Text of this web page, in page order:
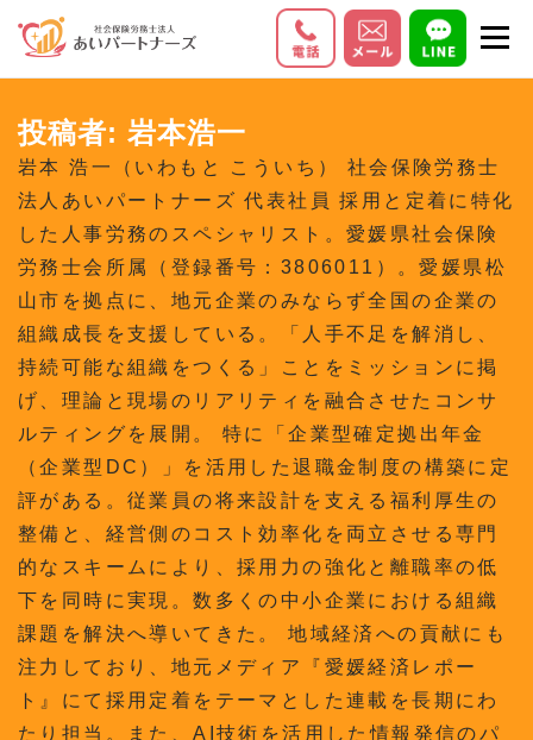
テ
ツ
ス
ッ
プ
メニ
お客様の声 Q＆A 会社情報
投稿者: 岩本浩一
岩本 浩一（いわもと こういち） 社会保険労務士
法人あいパートナーズ 代表社員 採用と定着に特化
した人事労務のスペシャリスト。愛媛県社会保険
労務士会所属（登録番号：3806011）。愛媛県松
山市を拠点に、地元企業のみならず全国の企業の
組織成長を支援している。「人手不足を解消し、
持続可能な組織をつくる」ことをミッションに掲
げ、理論と現場のリアリティを融合させたコンサ
ルティングを展開。 特に「企業型確定拠出年金
（企業型DC）」を活用した退職金制度の構築に定
評がある。従業員の将来設計を支える福利厚生の
整備と、経営側のコスト効率化を両立させる専門
的なスキームにより、採用力の強化と離職率の低
下を同時に実現。数多くの中小企業における組織
課題を解決へ導いてきた。 地域経済への貢献にも
注力しており、地元メディア『愛媛経済レポー
ト』にて採用定着をテーマとした連載を長期にわ
たり担当。また、AI技術を活用した情報発信のパ